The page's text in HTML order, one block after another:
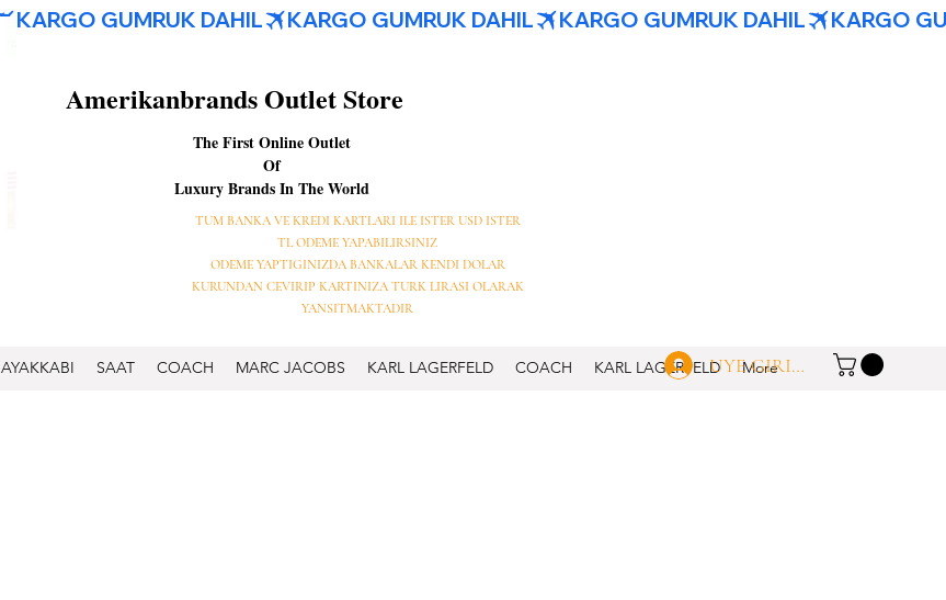
Amerikanbrands Outlet Store
The First Online Outlet
Of
Luxury Brands In The World
TUM BANKA VE KREDI KARTLARI ILE ISTER USD ISTER
TL ODEME YAPABILIRSINIZ
ODEME YAPTIGINIZDA BANKALAR KENDI DOLAR
KURUNDAN CEVIRIP KARTINIZA TURK LIRASI OLARAK
YANSITMAKTADIR
AYAKKABI SAAT COACH MARC JACOBS KARL LAGERFELD COACH KARL LAGERFELD More
UYE GIRISI